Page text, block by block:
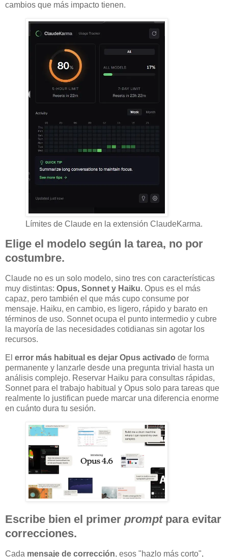
cambios que más impacto tienen.
Límites de Claude en la extensión ClaudeKarma.
Elige el modelo según la tarea, no por
costumbre.
Claude no es un solo modelo, sino tres con características
muy distintas: Opus, Sonnet y Haiku. Opus es el más
capaz, pero también el que más cupo consume por
mensaje. Haiku, en cambio, es ligero, rápido y barato en
términos de uso. Sonnet ocupa el punto intermedio y cubre
la mayoría de las necesidades cotidianas sin agotar los
recursos.
El error más habitual es dejar Opus activado de forma
permanente y lanzarle desde una pregunta trivial hasta un
análisis complejo. Reservar Haiku para consultas rápidas,
Sonnet para el trabajo habitual y Opus solo para tareas que
realmente lo justifican puede marcar una diferencia enorme
en cuánto dura tu sesión.
Escribe bien el primer promptpara evitar
correcciones.
Cada mensaje de corrección, esos "hazlo más corto",